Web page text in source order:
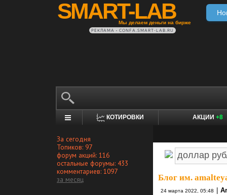
SMART-LAB
Мы делаем деньги на бирже
РЕКЛАМА • CONFA.SMART-LAB.RU
КОТИРОВКИ АКЦИИ +8
За сегодня
Топиков: 97
форум акций: 116
остальные форумы: 433
комментариев: 1097
за месяц
Блог им.
24 марта 2022, 05:48